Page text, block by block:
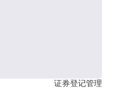
证券登记管理